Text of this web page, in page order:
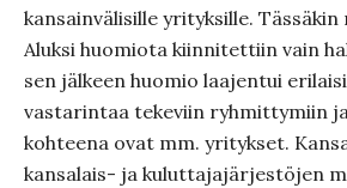
kansainvälisille yrityksille. Tässäkin
Aluksi huomiota kiinnitettiin vain
sen jälkeen huomio laajentui
vastarintaa tekeviin ryhmittymiin
kohteena ovat mm. yritykset.
kansalais- ja kuluttajajärjestöjen